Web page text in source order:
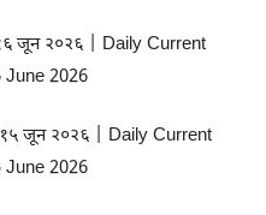
१६ जून २०२६ | Daily Current
June 2026
जून २०२६ | Daily Current
June 2026